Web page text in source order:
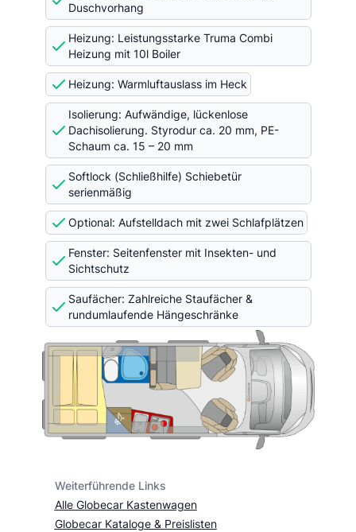
Duschvorhang
Heizung: Leistungsstarke Truma Combi
Heizung mit 10l Boiler
Heizung: Warmluftauslass im Heck
Isolierung: Aufwändige, lückenlose
Dachisolierung. Styrodur ca. 20 mm, PE-
Schaum ca. 15 – 20 mm
Softlock (Schließhilfe) Schiebetür
serienmäßig
Optional: Aufstelldach mit zwei Schlafplätzen
Fenster: Seitenfenster mit Insekten- und
Sichtschutz
Saufächer: Zahlreiche Staufächer &
rundumlaufende Hängeschränke
Weiterführende Links
Alle Globecar Kastenwagen
Globecar Kataloge & Preislisten